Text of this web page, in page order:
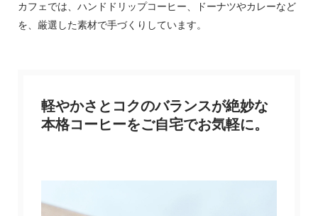
カフェでは、ハンドドリップコーヒー、ドーナツやカレーなど
を、厳選した素材で手づくりしています。
軽やかさとコクのバランスが絶妙な
本格コーヒーをご自宅でお気軽に。